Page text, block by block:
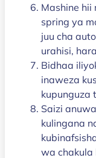
Mashine hii
spring ya
juu cha
urahisi,
Bidhaa
inaweza
kupunguza
Saizi
kulingana
wa chakula